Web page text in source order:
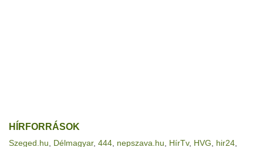
HÍRFORRÁSOK
Szeged.hu Délmagyar, 444 nepszava.hu HírTv, HVG hir24